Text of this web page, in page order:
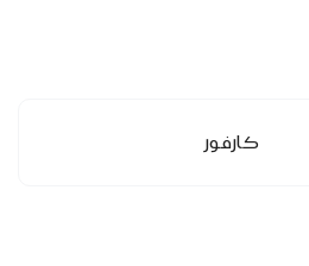
كارفور